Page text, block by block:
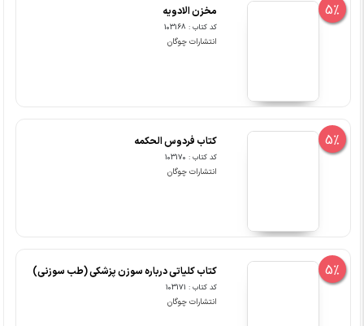
5% مخزن الادویه
کد کتاب : 103168
انتشارات چوگان
5% کتاب فردوس الحکمه
کد کتاب : 103170
انتشارات چوگان
5% کتاب کلیاتی درباره سوزن پزشکی (طب سوزنی)
کد کتاب : 103171
انتشارات چوگان